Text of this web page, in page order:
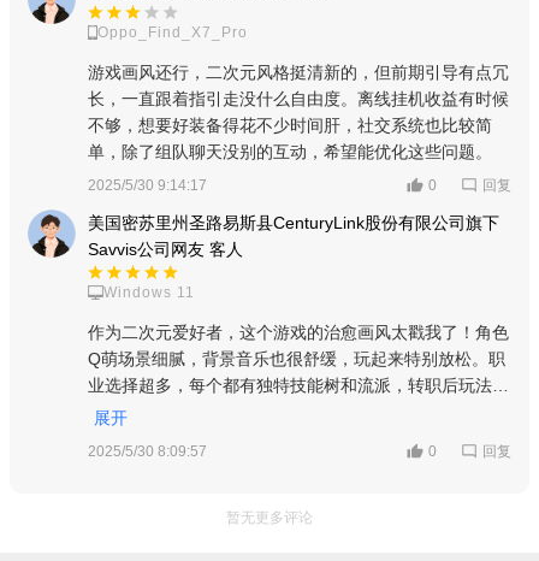
Oppo_Find_X7_Pro
游戏画风还行，二次元风格挺清新的，但前期引导有点冗
长，一直跟着指引走没什么自由度。离线挂机收益有时候
不够，想要好装备得花不少时间肝，社交系统也比较简
单，除了组队聊天没别的互动，希望能优化这些问题。
2025/5/30 9:14:17 0 回复
美国密苏里州圣路易斯县CenturyLink股份有限公司旗下
Savvis公司网友 客人
Windows 11
作为二次元爱好者，这个游戏的治愈画风太戳我了！角色
Q萌场景细腻，背景音乐也很舒缓，玩起来特别放松。职
业选择超多，每个都有独特技能树和流派，转职后玩法更
丰富。最惊喜的是零氪友好，离线挂机就能拿资源，装备
展开
2025/5/30 8:09:57 0 回复
暂无更多评论